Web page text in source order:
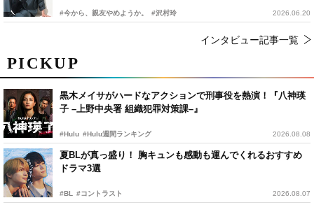
PICKUP
黒木メイサがハードなアクションで刑事役を熱演！『八神瑛
子 –上野中央署 組織犯罪対策課–』
#Hulu #Hulu週間ランキング 2026.08.08
夏BLが真っ盛り！ 胸キュンも感動も運んでくれるおすすめ
ドラマ3選
#BL #コントラスト 2026.08.07
#今から、親友やめようか。 #沢村玲 2026.06.20
インタビュー記事一覧